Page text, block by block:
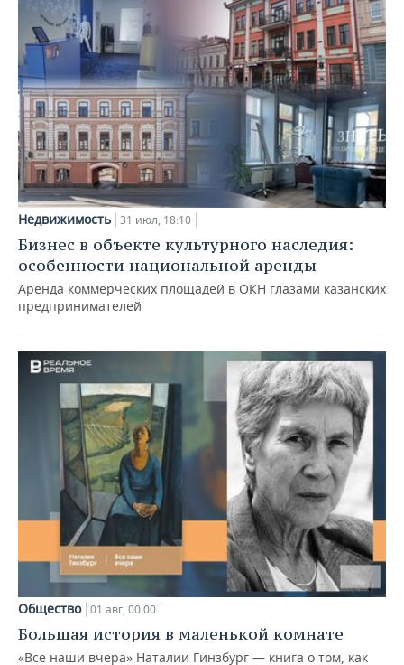
Недвижимость 31 июл, 18:10
Бизнес в объекте культурного наследия:
особенности национальной аренды
Аренда коммерческих площадей в ОКН глазами казанских
предпринимателей
Общество 01 авг, 00:00
Большая история в маленькой комнате
«Все наши вчера» Наталии Гинзбург — книга о том, как